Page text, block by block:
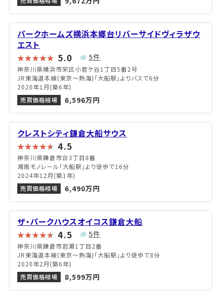
パークホームズ横浜本郷台リバーサイドヴィラザウ
エスト
5.0 5件
神奈川県横浜市栄区小菅ケ谷1丁目5番2号
JR東海道本線(東京～熱海)「大船駅」よりバスで6分
2020年1月(築6年)
売買価格相場
6,596万円
クレストシティ鎌倉大船サウス
4.5
神奈川県鎌倉市台3丁目8番
湘南モノレール「大船駅」より徒歩で16分
2024年12月(築1年)
売買価格相場
6,490万円
ザ・パークハウスオイコス鎌倉大船
4.5 5件
神奈川県鎌倉市岩瀬1丁目2番
JR東海道本線(東京～熱海)「大船駅」より徒歩で8分
2020年2月(築6年)
売買価格相場
8,599万円